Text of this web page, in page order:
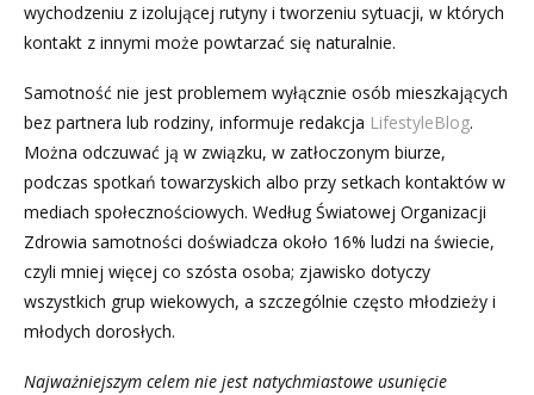
wychodzeniu z izolującej rutyny i tworzeniu sytuacji, w których
kontakt z innymi może powtarzać się naturalnie.
Samotność nie jest problemem wyłącznie osób mieszkających
bez partnera lub rodziny, informuje redakcja LifestyleBlog.
Można odczuwać ją w związku, w zatłoczonym biurze,
podczas spotkań towarzyskich albo przy setkach kontaktów w
mediach społecznościowych. Według Światowej Organizacji
Zdrowia samotności doświadcza około 16% ludzi na świecie,
czyli mniej więcej co szósta osoba; zjawisko dotyczy
wszystkich grup wiekowych, a szczególnie często młodzieży i
młodych dorosłych.
Najważniejszym celem nie jest natychmiastowe usunięcie